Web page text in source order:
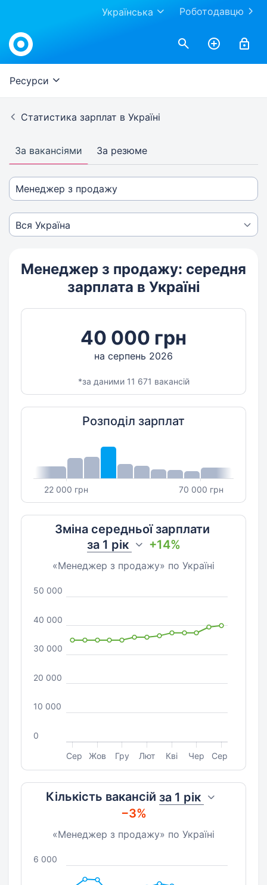
Роботодавцю
Українська
Ресурси
Статистика зарплат в Україні
За вакансіями За резюме
Менеджер з продажу: середня
зарплата в Україні
40 000 грн
на серпень 2026
*за даними 11 671 вакансій
Розподіл зарплат
22 000 грн 70 000 грн
Зміна середньої зарплати
за 1 рік +14%
«Менеджер з продажу» по Україні
Сер Жов Гру Лют Кві Чер Сер
0
10 000
20 000
30 000
40 000
50 000
Кількість вакансій за 1 рік
−3%
«Менеджер з продажу» по Україні
6 000